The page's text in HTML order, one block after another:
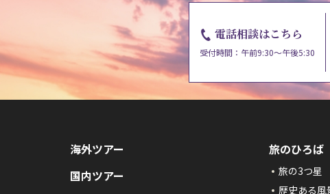
電話相談はこちら
受付時間：午前9:30～午後5:30
海外ツアー
国内ツアー
旅のひろば
旅の3つ星
歴史ある風